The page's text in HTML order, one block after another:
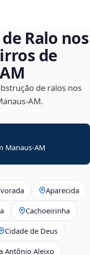
Ralo nos
de
de ralos nos
Manaus-AM
Aparecida
Cachoeirinha
Cidade de Deus
Antônio Aleixo